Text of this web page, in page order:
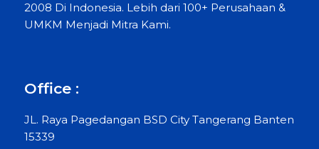
2008 Di Indonesia. Lebih dari 100+ Perusahaan &
UMKM Menjadi Mitra Kami.
Office :
JL. Raya Pagedangan BSD City Tangerang Banten
15339